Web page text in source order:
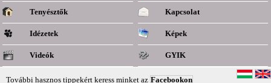
Tenyésztők Kapcsolat
Idézetek Képek
Videók GYIK
További hasznos tippekért keress minket az Facebookon